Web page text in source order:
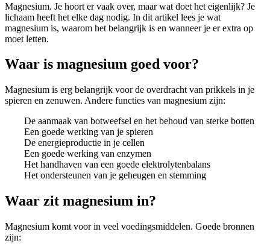
Magnesium. Je hoort er vaak over, maar wat doet het eigenlijk? Je
lichaam heeft het elke dag nodig. In dit artikel lees je wat
magnesium is, waarom het belangrijk is en wanneer je er extra op
moet letten.
Waar is magnesium goed voor?
Magnesium is erg belangrijk voor de overdracht van prikkels in je
spieren en zenuwen. Andere functies van magnesium zijn:
De aanmaak van botweefsel en het behoud van sterke botten
Een goede werking van je spieren
De energieproductie in je cellen
Een goede werking van enzymen
Het handhaven van een goede elektrolytenbalans
Het ondersteunen van je geheugen en stemming
Waar zit magnesium in?
Magnesium komt voor in veel voedingsmiddelen. Goede bronnen
zijn: